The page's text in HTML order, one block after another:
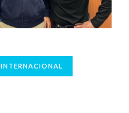
INTERNACIONAL